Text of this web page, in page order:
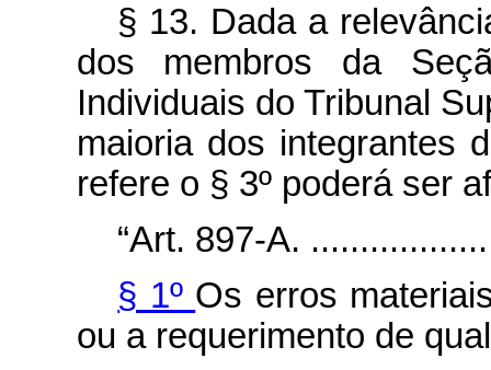
§ 13. Dada a
dos membros da
Individuais do Tribunal
maioria dos integrantes
refere o § 3º poderá ser
“Art. 897-A.
§ 1º Os erros
ou a requerimento de